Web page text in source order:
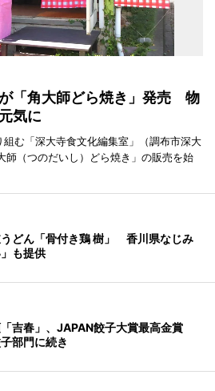
「角大師どら焼き」発売 物
気に
む「深大寺食文化編集室」（調布市深大
師（つのだいし）どら焼き」の販売を始
どん「骨付き鶏 樹」 香川県なじみ
も提供
吉春」、JAPAN餃子大賞最高金賞
部門に続き